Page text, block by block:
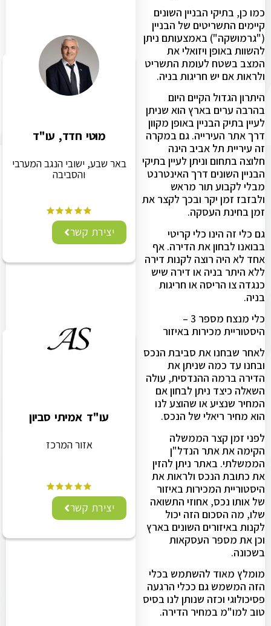
כמו כן, בתיקי הבניין השונים
קיימים התשריטים של הבניין
("גרמושקה") באמצעותם ניתן
להשוות באופן ויזואלי את
המצב בשטח לעומת התשריט
ולראות אם יש חריגות בניה.
היתרון הגדול הקיים היום
בהרבה ערים בארץ הוא שניתן
לעיין בתיק הבניין באופן מקוון
דרך אתר העירייה. גם במקרה
זה עיריית תל אביב הינה
חלוצה בתחום וניתן לעיין בתיקי
הבניין השונים דרך האינטרנט
מבלי לקבוע תור מראש
ולבזבז זמן יקר ובכך לקצר את
זמן בחינת העסקה.
גם כלי זה הינו כלי קריטי
בבואנו לבחון את הדירה. אף
אחד לא היה רוצה לקנות דירה
ללא היתר בניה או דירה שיש
כנגדה צו הריסה או חריגות
בניה.
כלי מנצח מספר 3 –
היסטוריית מכירות באיזור
לאחר שבחנו את סביבת הנכס
ובחנו עד כמה שניתן את
הדירה ברמה ההנדסית, עולה
השאלה כיצד ניתן לבחון אם
המחיר שנציע או שהוצע לנו
הוא מחיר ריאלי של הנכס.
לפני זמן קצר הממשלה
הקימה את אתר הנדל"ן
הממשלתי. באתר ניתן להזין
את כתובת הנכס ולראות את
היסטוריית המכירות באיזור
של אותו נכס, אחוזי התשואה
שלו, מה הסכום הזה יכול
לקנות באיזורים השונים בארץ
וכן את מספר העסקאות
בשכונה.
מומלץ מאוד להשתמש בכלי
הזה המשמש גם ככלי הרגעה
פסיכולוגי וכזה שנותן לנו בסיס
טוב למו"מ במחיר הדירה.
מוטי חדד, עו"ד
באר שבע, ישובי הנגב המערבי
והסביבה
יצירת קשר
עו"ד אמיתי סביון
אזור המרכז
יצירת קשר